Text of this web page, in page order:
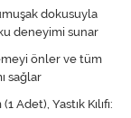
dokusuyla
deneyimi sunar
önler ve tüm
sağlar
Adet), Yastık Kılıfı: